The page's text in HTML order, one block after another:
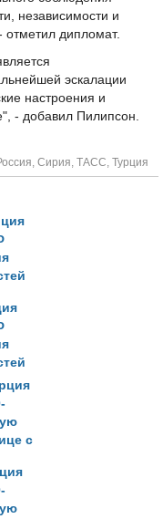
независимости и
отметил дипломат.
эскалации
настроения и
- добавил Пилипсон.
, Сирия, ТАСС, Турция